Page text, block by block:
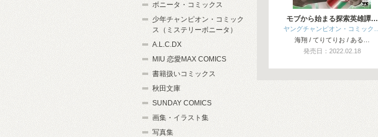
モブから始まる探索英雄譚…
ヤングチャンピオン・コミック…
海翔 / てりてりお / ある…
発売日：2022.02.18
ボニータ・コミックス
少年チャンピオン・コミック
ス（ミステリーボニータ）
A.L.C.DX
MIU 恋愛MAX COMICS
書籍扱いコミックス
秋田文庫
SUNDAY COMICS
画集・イラスト集
写真集